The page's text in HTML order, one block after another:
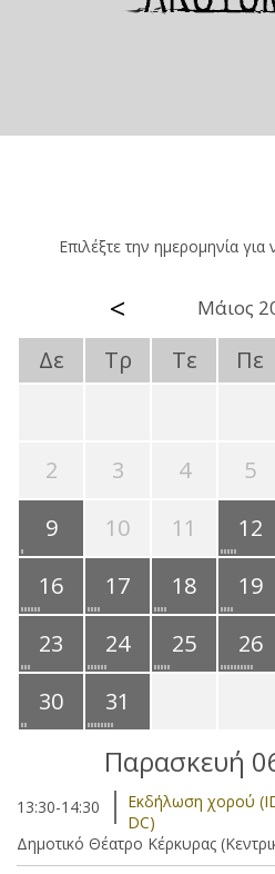
Επιλέξτε την ημερομηνία για
< Μάιος
Δε Τρ Τε Πε
2
3 4 5
9
10 11 12
16
17 18 19
23
24 25 26
30
31
Παρασκευή
13:30-14:30
Eκδήλωση χορού
DC)
Δημοτικό Θέατρο Κέρκυρας